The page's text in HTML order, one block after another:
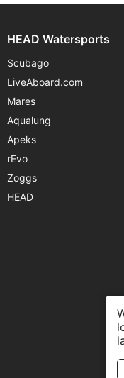
HEAD Watersports
Scubago
LiveAboard.com
Mares
Aqualung
Apeks
rEvo
Zoggs
HEAD